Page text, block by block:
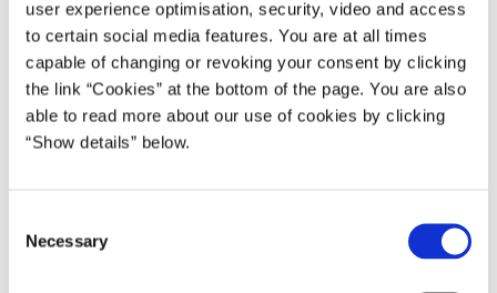
user experience optimisation, security, video and access
to certain social media features. You are at all times
capable of changing or revoking your consent by clicking
the link “Cookies” at the bottom of the page. You are also
able to read more about our use of cookies by clicking
“Show details” below.
Necessary
I PtX-aftalen fra 2022 var der enighed om, at Danmark skal
sigte efter at bygge 4-6 GW elektrolysekapacitet i 2030.
Udbuddet skal bidrage til at nå det mål. PtX-sektoren er i
hastig udvikling, og udover PtX-udbuddet byder 2023 på
en række milepæle og tiltag, der skal understøtte
Seneste skridt var indgåelse af en samarbejdsaftale med
Tyskland om at muliggøre en landbaseret brintledning fra